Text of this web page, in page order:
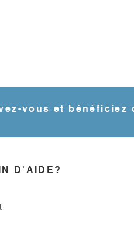
vous et bénéficiez
D'AIDE?